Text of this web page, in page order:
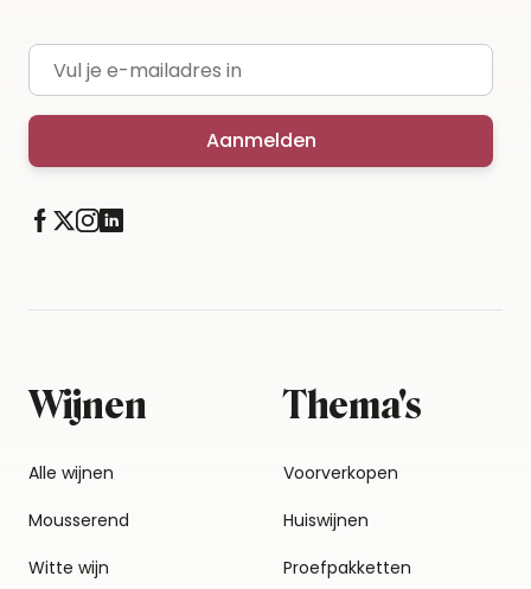
E-mailadres
Aanmelden
Wijnen
Alle wijnen
Mousserend
Witte wijn
Thema's
Voorverkopen
Huiswijnen
Proefpakketten